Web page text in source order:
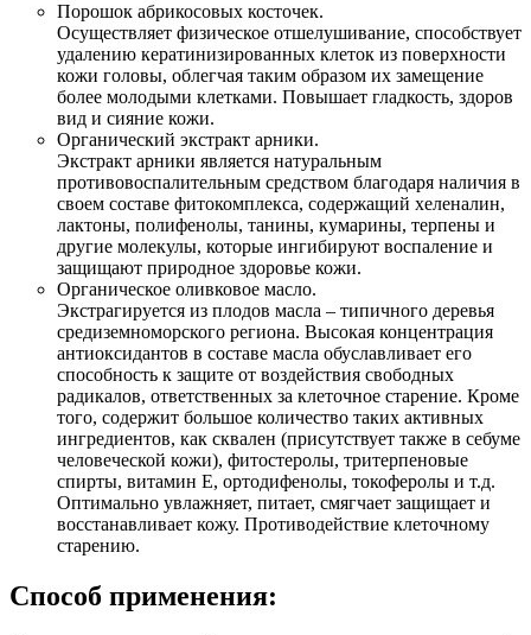
Порошок абрикосовых косточек.
Осуществляет физическое отшелушивание, способствует
удалению кератинизированных клеток из поверхности
кожи головы, облегчая таким образом их замещение
более молодыми клетками. Повышает гладкость, здоров
вид и сияние кожи.
Органический экстракт арники.
Экстракт арники является натуральным
противовоспалительным средством благодаря наличия в
своем составе фитокомплекса, содержащий хеленалин,
лактоны, полифенолы, танины, кумарины, терпены и
другие молекулы, которые ингибируют воспаление и
защищают природное здоровье кожи.
Органическое оливковое масло.
Экстрагируется из плодов масла – типичного деревья
средиземноморского региона. Высокая концентрация
антиоксидантов в составе масла обуславливает его
способность к защите от воздействия свободных
радикалов, ответственных за клеточное старение. Кроме
того, содержит большое количество таких активных
ингредиентов, как сквален (присутствует также в себуме
человеческой кожи), фитостеролы, тритерпеновые
спирты, витамин Е, ортодифенолы, токоферолы и т.д.
Оптимально увлажняет, питает, смягчает защищает и
восстанавливает кожу. Противодействие клеточному
старению.
Способ применения: